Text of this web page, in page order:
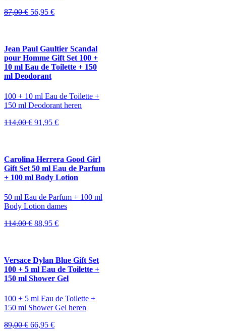
87,00€ Oorspronkelijke
56,95 €Huidige
Jean Paul Gaultier Scandal
pour Homme Gift Set 100 +
10 ml Eau de Toilette + 150
ml Deodorant
100 + 10 ml Eau de Toilette +
150 ml Deodorant heren
114,00€ Oorspronkelijke
91,95 €Huidige
Carolina Herrera Good Girl
Gift Set 50 ml Eau de Parfum
+ 100 ml Body Lotion
50 ml Eau de Parfum + 100 ml
Body Lotion dames
114,00€ Oorspronkelijke
88,95 €Huidige
Versace Dylan Blue Gift Set
100 + 5 ml Eau de Toilette +
150 ml Shower Gel
100 + 5 ml Eau de Toilette +
150 ml Shower Gel heren
89,00€ Oorspronkelijke
66,95 €Huidige